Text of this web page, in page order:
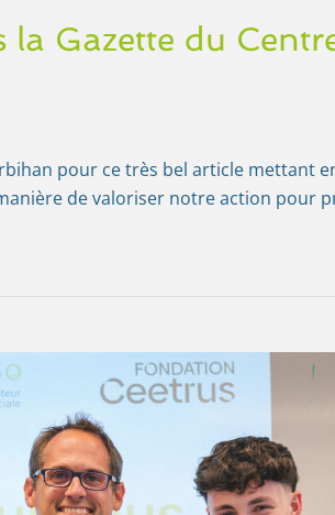
la Gazette du
pour ce très bel article mettant
de valoriser notre action pour